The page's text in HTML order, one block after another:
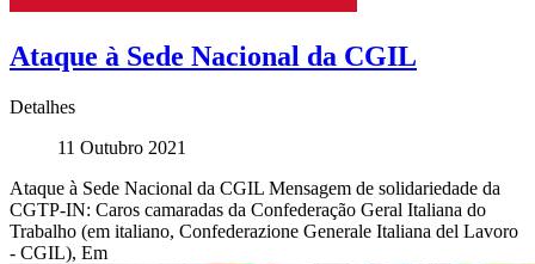
Ataque à Sede Nacional da CGIL
Detalhes
11 Outubro 2021
Ataque à Sede Nacional da CGIL Mensagem de solidariedade da
CGTP-IN: Caros camaradas da Confederação Geral Italiana do
Trabalho (em italiano, Confederazione Generale Italiana del Lavoro
- CGIL), Em